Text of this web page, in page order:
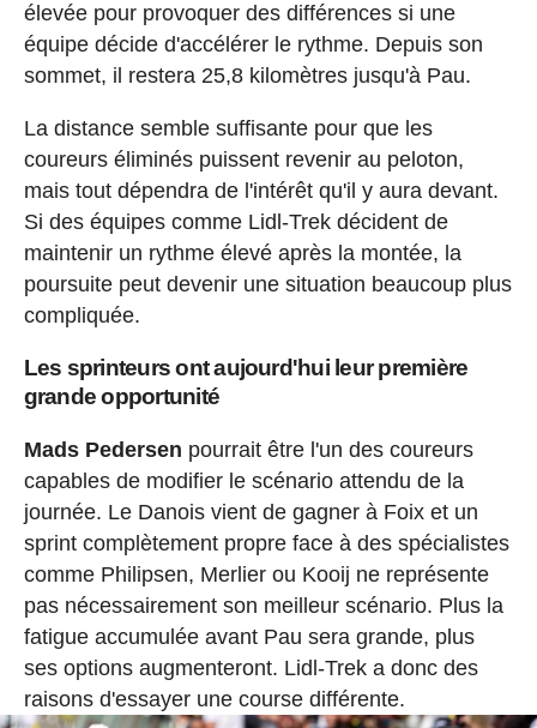
élevée pour provoquer des différences si une
équipe décide d'accélérer le rythme. Depuis son
sommet, il restera 25,8 kilomètres jusqu'à Pau.
La distance semble suffisante pour que les
coureurs éliminés puissent revenir au peloton,
mais tout dépendra de l'intérêt qu'il y aura devant.
Si des équipes comme Lidl-Trek décident de
maintenir un rythme élevé après la montée, la
poursuite peut devenir une situation beaucoup plus
compliquée.
Les sprinteurs ont aujourd'hui leur première
grande opportunité
Mads Pedersen pourrait être l'un des coureurs
capables de modifier le scénario attendu de la
journée. Le Danois vient de gagner à Foix et un
sprint complètement propre face à des spécialistes
comme Philipsen, Merlier ou Kooij ne représente
pas nécessairement son meilleur scénario. Plus la
fatigue accumulée avant Pau sera grande, plus
ses options augmenteront. Lidl-Trek a donc des
raisons d'essayer une course différente.